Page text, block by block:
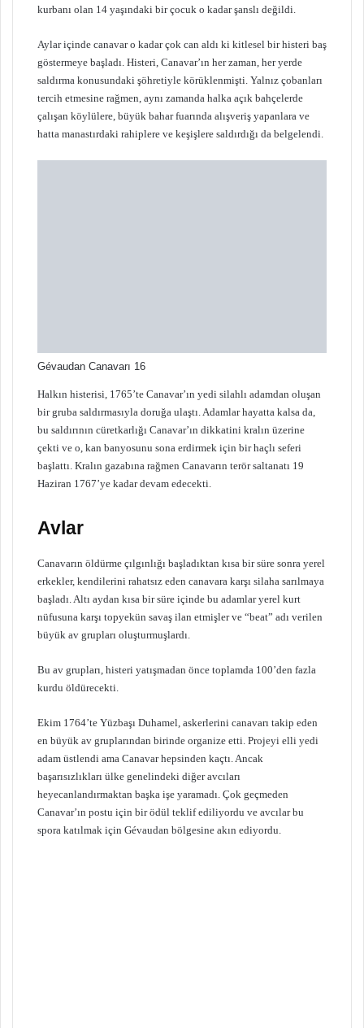
kurbanı olan 14 yaşındaki bir çocuk o kadar şanslı değildi.
Aylar içinde canavar o kadar çok can aldı ki kitlesel bir histeri baş
göstermeye başladı. Histeri, Canavar’ın her zaman, her yerde
saldırma konusundaki şöhretiyle körüklenmişti. Yalnız çobanları
tercih etmesine rağmen, aynı zamanda halka açık bahçelerde
çalışan köylülere, büyük bahar fuarında alışveriş yapanlara ve
hatta manastırdaki rahiplere ve keşişlere saldırdığı da belgelendi.
Gévaudan Canavarı 16
Halkın histerisi, 1765’te Canavar’ın yedi silahlı adamdan oluşan
bir gruba saldırmasıyla doruğa ulaştı. Adamlar hayatta kalsa da,
bu saldırının cüretkarlığı Canavar’ın dikkatini kralın üzerine
çekti ve o, kan banyosunu sona erdirmek için bir haçlı seferi
başlattı. Kralın gazabına rağmen Canavarın terör saltanatı 19
Haziran 1767’ye kadar devam edecekti.
Avlar
Canavarın öldürme çılgınlığı başladıktan kısa bir süre sonra yerel
erkekler, kendilerini rahatsız eden canavara karşı silaha sarılmaya
başladı. Altı aydan kısa bir süre içinde bu adamlar yerel kurt
nüfusuna karşı topyekün savaş ilan etmişler ve “beat” adı verilen
büyük av grupları oluşturmuşlardı.
Bu av grupları, histeri yatışmadan önce toplamda 100’den fazla
kurdu öldürecekti.
Ekim 1764’te Yüzbaşı Duhamel, askerlerini canavarı takip eden
en büyük av gruplarından birinde organize etti. Projeyi elli yedi
adam üstlendi ama Canavar hepsinden kaçtı. Ancak
başarısızlıkları ülke genelindeki diğer avcıları
heyecanlandırmaktan başka işe yaramadı. Çok geçmeden
Canavar’ın postu için bir ödül teklif ediliyordu ve avcılar bu
spora katılmak için Gévaudan bölgesine akın ediyordu.